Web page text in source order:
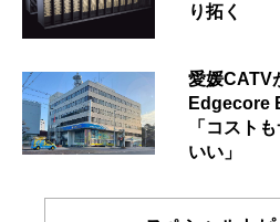
り拓く
愛媛CATV
Edgecore
「コスト
いい」